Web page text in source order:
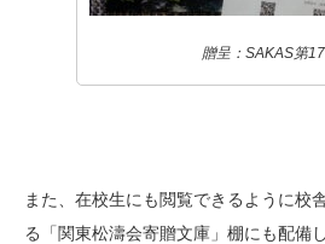
贈呈：SAKAS第
また、在校生にも閲覧できるように校
る「関東松濤会寄贈文庫」棚にも配備